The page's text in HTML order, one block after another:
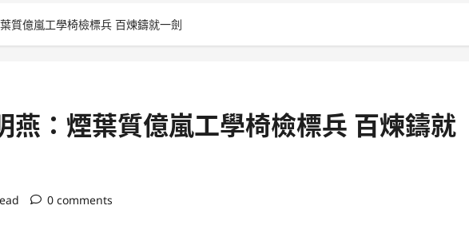
質億嵐工學椅檢標兵 百煉鑄就一劍
燕：煙葉質億嵐工學椅檢標兵 百煉鑄就
0 comments